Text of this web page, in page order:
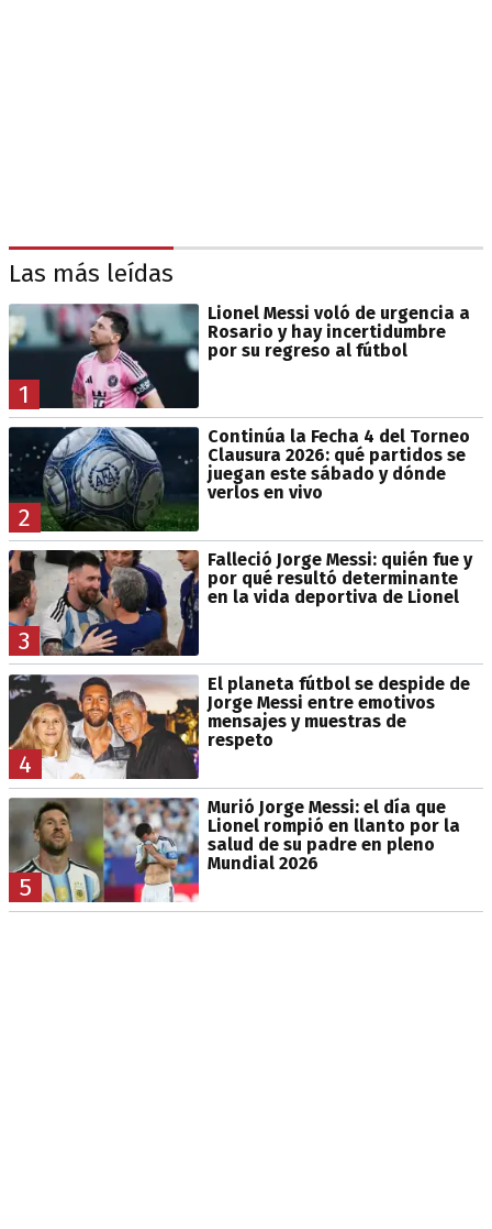
Las más leídas
1
Lionel Messi voló de urgencia a
Rosario y hay incertidumbre
por su regreso al fútbol
2
Continúa la Fecha 4 del Torneo
Clausura 2026: qué partidos se
juegan este sábado y dónde
verlos en vivo
3
Falleció Jorge Messi: quién fue y
por qué resultó determinante
en la vida deportiva de Lionel
4
El planeta fútbol se despide de
Jorge Messi entre emotivos
mensajes y muestras de
respeto
5
Murió Jorge Messi: el día que
Lionel rompió en llanto por la
salud de su padre en pleno
Mundial 2026